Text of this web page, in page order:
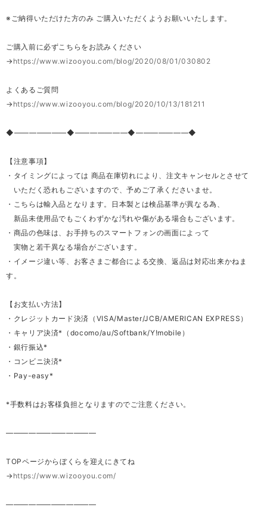
※ご納得いただけた方のみ ご購入いただくようお願いいたします。
ご購入前に必ずこちらをお読みください
→ https://www.wizooyou.com/blog/2020/08/01/030802
よくあるご質問
→ https://www.wizooyou.com/blog/2020/10/13/181211
◆―――――――◆―――――――◆―――――――◆
【注意事項】
・タイミングによっては 商品在庫切れにより、注文キャンセルとさせて
いただく恐れもございますので、予めご了承くださいませ。
・こちらは輸入品となります。日本製とは検品基準が異なる為、
新品未使用品でもごくわずかな汚れや傷がある場合もございます。
・商品の色味は、お手持ちのスマートフォンの画面によって
実物と若干異なる場合がございます。
・イメージ違い等、お客さまご都合による交換、返品は対応出来かねま
す。
【お支払い方法】
・クレジットカード決済（VISA/Master/JCB/AMERICAN EXPRESS）
・キャリア決済*（docomo/au/Softbank/Y!mobile）
・銀行振込*
・コンビニ決済*
・Pay-easy*
*手数料はお客様負担となりますのでご注意ください。
————————————
TOPページからぼくらを迎えにきてね
→ https://www.wizooyou.com/
————————————